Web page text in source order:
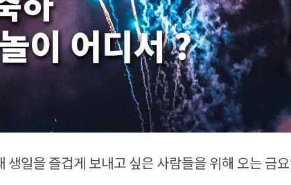
일을 즐겁게 보내고 싶은 사람들을 위해 오는 금